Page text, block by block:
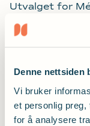
Denne nettsiden
Vi bruker
et personlig
for å analysere
Utvalget for
sykdommer
for de med
sykdommer.
Leder Nina
kontakt på
Medlem Mona